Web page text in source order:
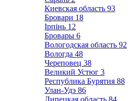
Киевская область 93
Бровари 18
Ірпінь 12
Бровары 6
Вологодская область 92
Вологда 48
Череповец 38
Великий Устюг 3
Республика Бурятия 88
Улан-Удэ 86
Липецкая область 84